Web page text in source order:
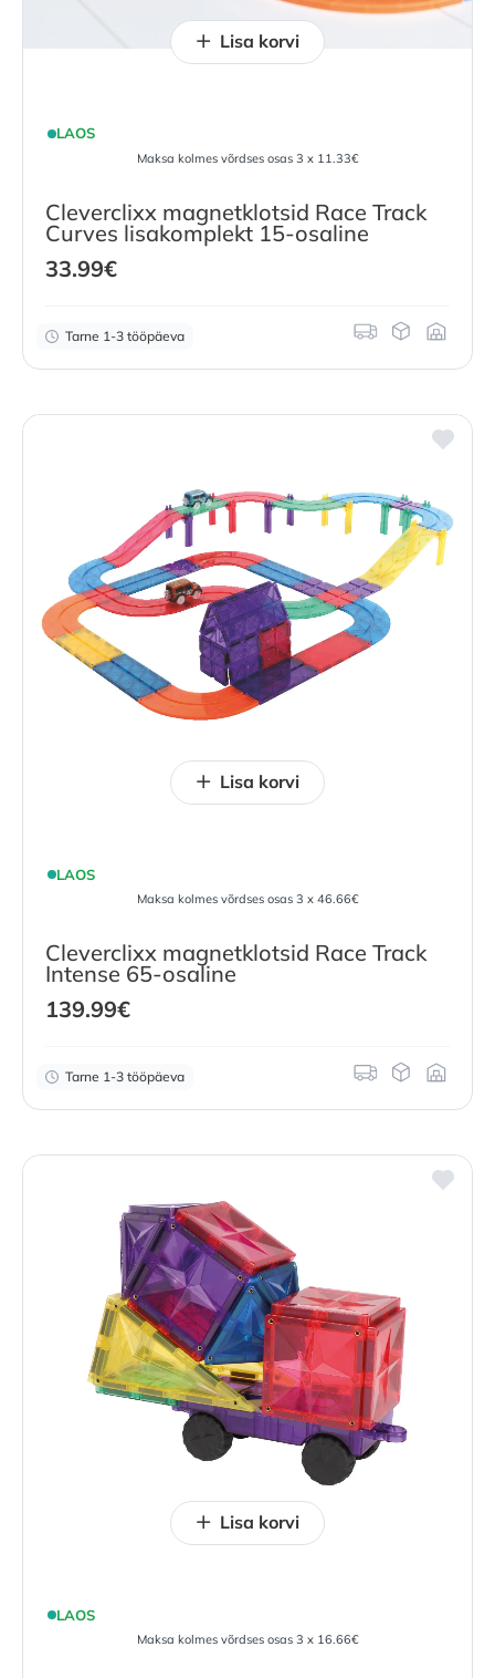
LAOS
Maksa kolmes võrdses osas 3 x 11.33€
Cleverclixx magnetklotsid Race Track
Curves lisakomplekt 15-osaline
33.99€
Tarne 1-3 tööpäeva
Lisa korvi
LAOS
Maksa kolmes võrdses osas 3 x 46.66€
Cleverclixx magnetklotsid Race Track
Intense 65-osaline
139.99€
Tarne 1-3 tööpäeva
Lisa korvi
LAOS
Maksa kolmes võrdses osas 3 x 16.66€
Lisa korvi